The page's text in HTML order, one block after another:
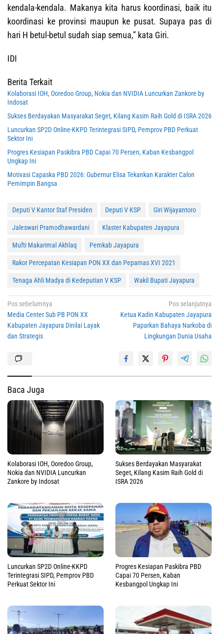
kendala-kendala. Makanya kita harus koordinasi, baik itu
koordinasi ke provinsi maupun ke pusat. Supaya pas di
hari H betul-betul sudah siap semua,” kata Giri.
IDI
Berita Terkait
Kolaborasi IOH, Ooredoo Group, Nokia dan NVIDIA Luncurkan Zankore by
Indosat
Sukses Berdayakan Masyarakat Seget, Kilang Kasim Raih Gold di ISRA 2026
Luncurkan SP2D Online-KKPD Terintegrasi SIPD, Pemprov PBD Perkuat
Sektor Ini
Progres Kesiapan Paskibra PBD Capai 70 Persen, Kaban Kesbangpol
Ungkap Ini
Motivasi Capaska PBD 2026: Gubernur Elisa Tekankan Karakter Calon
Pemimpin Bangsa
Deputi V Kantor Staf Presiden Deputi V KSP Giri Wijayantoro
Jaleswari Pramodhawardani Klaster Kabupaten Jayapura
Mufti Makarimal Akhlaq Pemkab Jayapura
Rakor Percepatan Kesiapan PON XX dan Peparnas XVI 2021
Tenaga Ahli Madya di Kedeputian V KSP Wakil Bupati Jayapura
Navigasi
pos
Pos sebelumnya
Media Center Sub PB PON XX
Kabupaten Jayapura Dinilai Layak
dan Strategis
Pos selanjutnya
Ketua Kadin Kabupaten Jayapura
Paparkan Bahaya Narkoba di
Lingkungan Dunia Usaha
Baca Juga
Kolaborasi IOH, Ooredoo Group,
Nokia dan NVIDIA Luncurkan
Zankore by Indosat
Sukses Berdayakan Masyarakat
Seget, Kilang Kasim Raih Gold di
ISRA 2026
Luncurkan SP2D Online-KKPD
Terintegrasi SIPD, Pemprov PBD
Perkuat Sektor Ini
Progres Kesiapan Paskibra PBD
Capai 70 Persen, Kaban
Kesbangpol Ungkap Ini